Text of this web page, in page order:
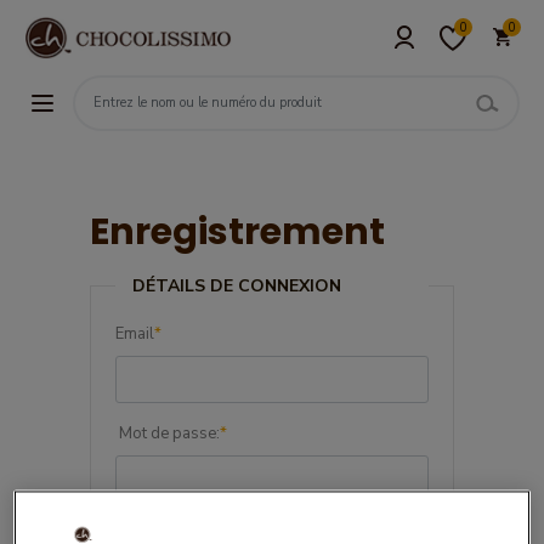
0 0
Enregistrement
DÉTAILS DE CONNEXION
Email*
Mot de passe:*